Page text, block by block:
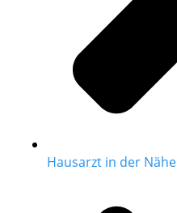
Hausarzt in der Nähe